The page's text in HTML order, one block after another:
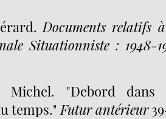
Documents relatifs
Situationniste : 1948-
Michel. "Debord
temps." Futur antérieur